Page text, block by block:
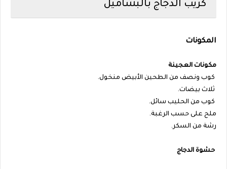
كريب الدجاج بالبشاميل
المكونات
مكونات العجينة
كوب ونصف من الطحين الأبيض منخول.
ثلاث بيضات.
كوب من الحليب سائل.
ملح على حسب الرغبة.
رشة من السكر.
حشوة الدجاج